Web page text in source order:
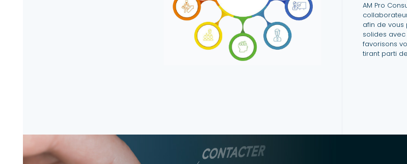
AM Pro
afin de
solides avec
favorisons
tirant parti